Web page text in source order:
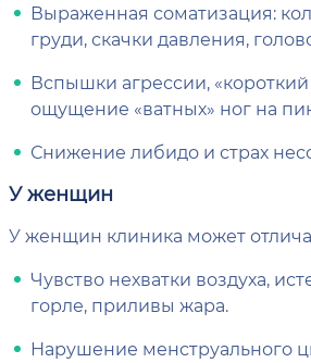
Выраженная соматизация:
груди, скачки давления,
Вспышки агрессии,
ощущение «ватных» ног на
Снижение либидо и страх
У женщин
У женщин клиника может
Чувство нехватки воздуха,
горле, приливы жара.
Нарушение менструального